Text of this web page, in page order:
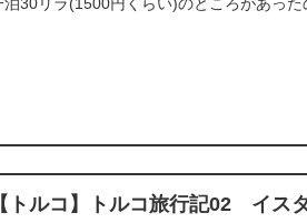
トルコ】トルコ旅行記02 イス